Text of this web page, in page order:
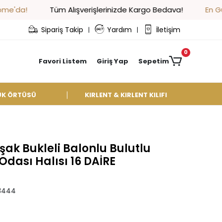
Tüm Alışverişlerinizde Kargo Bedava! En Güzel Halı &
Sipariş Takip | Yardım | İletişim
Favori Listem Giriş Yap Sepetim
0
ÖRTÜSÜ KIRLENT & KIRLENT KILIFI
Bukleli Balonlu Bulutlu
Halısı 16 DAİRE